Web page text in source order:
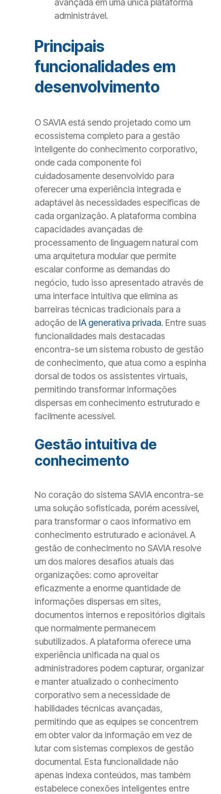
administrável.
Principais
funcionalidades em
desenvolvimento
O SAVIA está sendo projetado como um
ecossistema completo para a gestão
inteligente do conhecimento corporativo,
onde cada componente foi
cuidadosamente desenvolvido para
oferecer uma experiência integrada e
adaptável às necessidades específicas de
cada organização. A plataforma combina
capacidades avançadas de
processamento de linguagem natural com
uma arquitetura modular que permite
escalar conforme as demandas do
negócio, tudo isso apresentado através de
uma interface intuitiva que elimina as
barreiras técnicas tradicionais para a
adoção de IA generativa privada. Entre suas
funcionalidades mais destacadas
encontra-se um sistema robusto de gestão
de conhecimento, que atua como a espinha
dorsal de todos os assistentes virtuais,
permitindo transformar informações
dispersas em conhecimento estruturado e
facilmente acessível.
Gestão intuitiva de
conhecimento
No coração do sistema SAVIA encontra-se
uma solução sofisticada, porém acessível,
para transformar o caos informativo em
conhecimento estruturado e acionável. A
gestão de conhecimento no SAVIA resolve
um dos maiores desafios atuais das
organizações: como aproveitar
eficazmente a enorme quantidade de
informações dispersas em sites,
documentos internos e repositórios digitais
que normalmente permanecem
subutilizados. A plataforma oferece uma
experiência unificada na qual os
administradores podem capturar, organizar
e manter atualizado o conhecimento
corporativo sem a necessidade de
habilidades técnicas avançadas,
permitindo que as equipes se concentrem
em obter valor da informação em vez de
lutar com sistemas complexos de gestão
documental. Esta funcionalidade não
apenas indexa conteúdos, mas também
estabelece conexões inteligentes entre